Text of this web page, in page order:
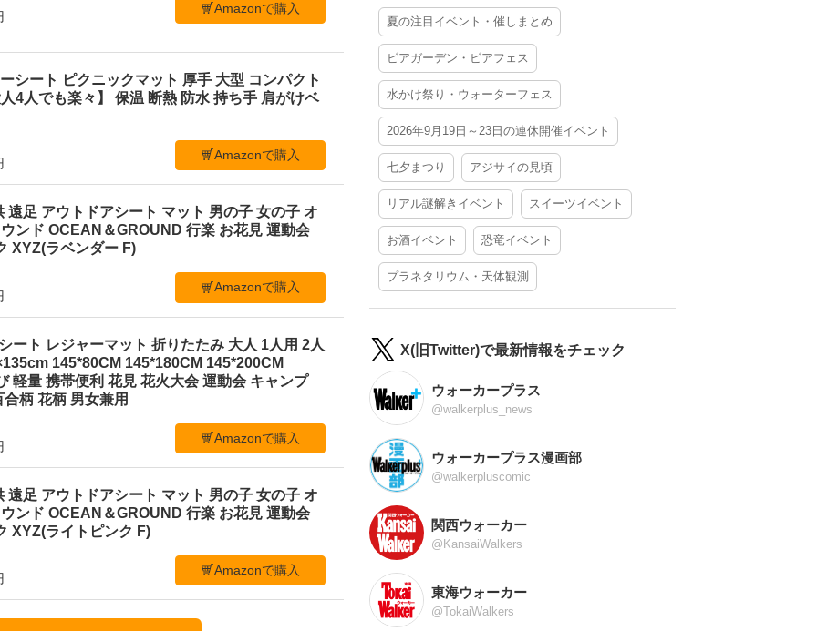
Amazonで購入
シート ピクニックマット 厚手 大型 コンパクト
4人でも楽々】 保温 断熱 防水 持ち手 肩がけベ
Amazonで購入
遠足 アウトドアシート マット 男の子 女の子 オ
ンド OCEAN＆GROUND 行楽 お花見 運動会
XYZ(ラベンダー F)
Amazonで購入
ート レジャーマット 折りたたみ 大人 1人用 2人
145*80CM 145*180CM 145*200CM
軽量 携帯便利 花見 花火大会 運動会 キャンプ
柄 花柄 男女兼用
Amazonで購入
遠足 アウトドアシート マット 男の子 女の子 オ
ンド OCEAN＆GROUND 行楽 お花見 運動会
XYZ(ライトピンク F)
Amazonで購入
夏の注目イベント・催しまとめ
ビアガーデン・ビアフェス
水かけ祭り・ウォーターフェス
2026年9月19日～23日の連休開催イベント
七夕まつり アジサイの見頃
リアル謎解きイベント スイーツイベント
お酒イベント 恐竜イベント
プラネタリウム・天体観測
X(旧Twitter)で最新情報をチェック
ウォーカープラス
@walkerplus_news
ウォーカープラス漫画部
@walkerpluscomic
関西ウォーカー
@KansaiWalkers
東海ウォーカー
@TokaiWalkers